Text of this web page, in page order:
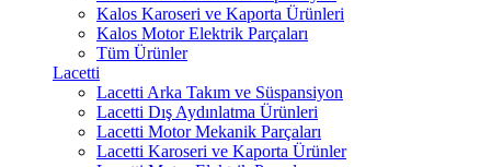
Kalos Karoseri ve Kaporta Ürünleri
Kalos Motor Elektrik Parçaları
Tüm Ürünler
Lacetti
Lacetti Arka Takım ve Süspansiyon
Lacetti Dış Aydınlatma Ürünleri
Lacetti Motor Mekanik Parçaları
Lacetti Karoseri ve Kaporta Ürünler